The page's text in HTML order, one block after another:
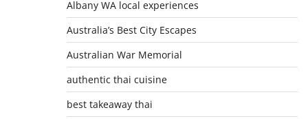
Albany WA local experiences
Australia’s Best City Escapes
Australian War Memorial
authentic thai cuisine
best takeaway thai